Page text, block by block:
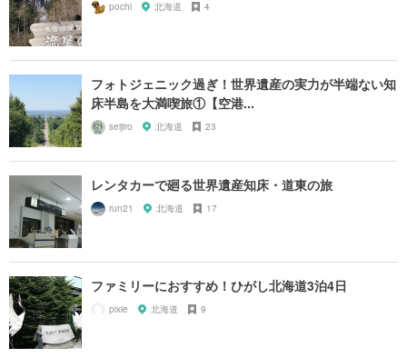
pochi 北海道 4
フォトジェニック過ぎ！世界遺産の実力が半端ない知
床半島を大満喫旅①【空港...
seijiro 北海道 23
レンタカーで廻る世界遺産知床・道東の旅
run21 北海道 17
ファミリーにおすすめ！ひがし北海道3泊4日
pixie 北海道 9